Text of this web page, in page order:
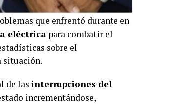
que enfrentó durante en
eléctrica para combatir el
sobre el
situación.
de las interrupciones del
incrementándose,